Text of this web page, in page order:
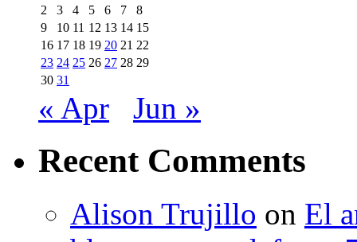
2
3 4 5 6 7
8
9
10 11 12 13 14 15
16 17 18 19 20 21 22
23 24 25 26 27 28 29
30 31
« Apr Jun »
Recent Comments
Alison Trujillo on El